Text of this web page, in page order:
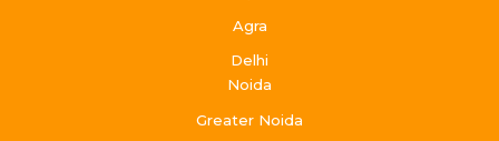
Agra
Delhi
Noida
Greater Noida